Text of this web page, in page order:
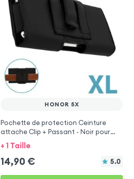
HONOR 5X
Pochette de protection Ceinture
attache Clip + Passant - Noir pour
Honor 5X
+ 1 Taille
14,90 € 5.0